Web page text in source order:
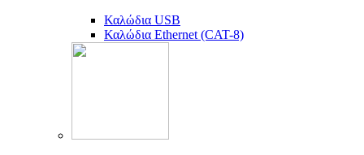
Καλώδια USB
Καλώδια Ethernet (CAT-8)